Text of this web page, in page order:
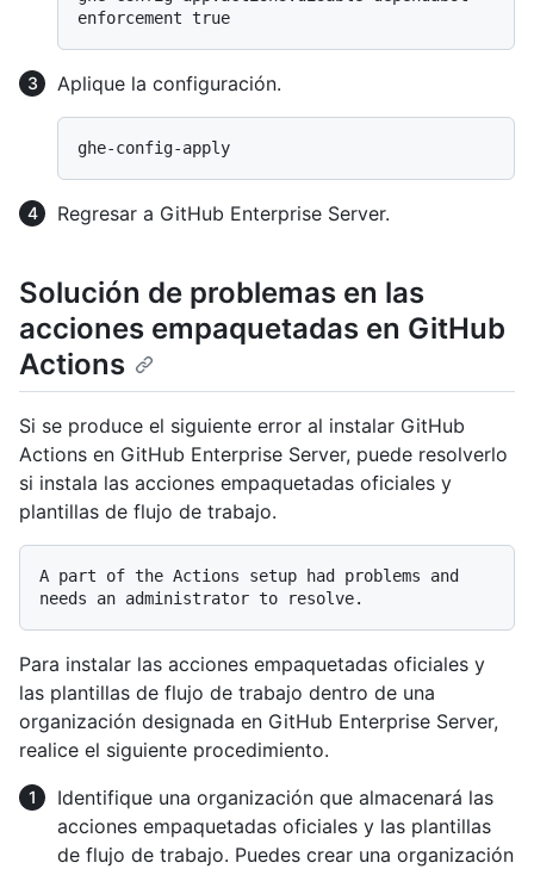
Aplique la configuración.
Regresar a GitHub Enterprise Server.
Solución de problemas en las
acciones empaquetadas en GitHub
Actions
Si se produce el siguiente error al instalar GitHub
Actions en GitHub Enterprise Server, puede resolverlo
si instala las acciones empaquetadas oficiales y
plantillas de flujo de trabajo.
A part of the Actions setup had problems and
Para instalar las acciones empaquetadas oficiales y
las plantillas de flujo de trabajo dentro de una
organización designada en GitHub Enterprise Server,
realice el siguiente procedimiento.
Identifique una organización que almacenará las
acciones empaquetadas oficiales y las plantillas
de flujo de trabajo. Puedes crear una organización